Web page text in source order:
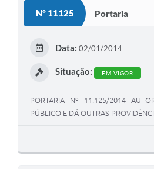
Nº 11125 Portaria
Data: 02/01/2014
Situação: EM VIGOR
PORTARIA Nº 11.125/2014
PÚBLICO E DÁ OUTRAS